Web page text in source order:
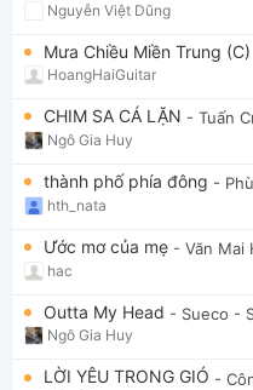
Nguyễn Việt Dũng
Mưa Chiều Miền Trung (C)
HoangHaiGuitar
CHIM SA CÁ LẶN - Tuấn
Ngô Gia Huy
thành phố phía đông -
hth_nata
Ước mơ của mẹ - Văn Mai
hac
Outta My Head - Sueco -
Ngô Gia Huy
LỜI YÊU TRONG GIÓ -